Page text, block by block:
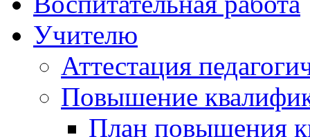
Учителю
Аттестация
Повышение
План повышения